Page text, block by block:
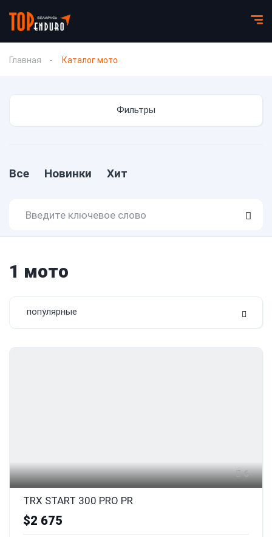
Главная Каталог мото
Фильтры
Все Новинки Хит
1 мото
популярные
6
TRX START 300 PRO PR
$2 675